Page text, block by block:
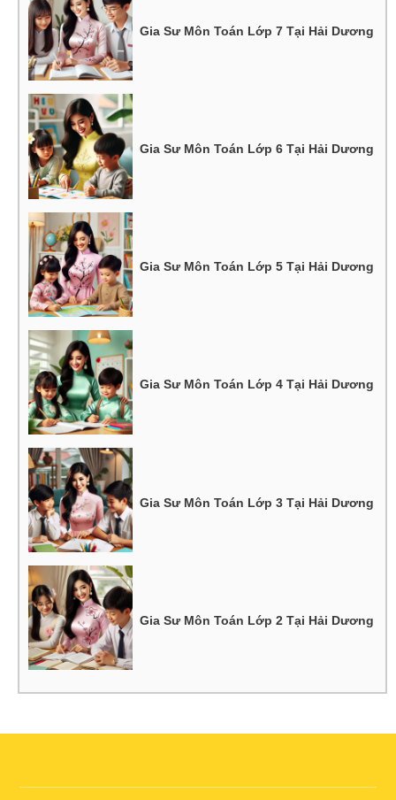
Gia Sư Môn Toán Lớp 7 Tại Hải Dương
Gia Sư Môn Toán Lớp 6 Tại Hải Dương
Gia Sư Môn Toán Lớp 5 Tại Hải Dương
Gia Sư Môn Toán Lớp 4 Tại Hải Dương
Gia Sư Môn Toán Lớp 3 Tại Hải Dương
Gia Sư Môn Toán Lớp 2 Tại Hải Dương